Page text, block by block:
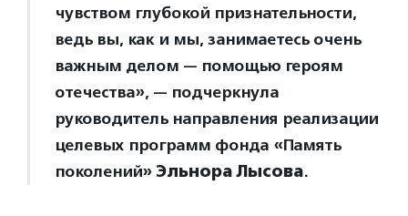
чувством глубокой признательности,
ведь вы, как и мы, занимаетесь очень
важным делом — помощью героям
отечества», — подчеркнула
руководитель направления реализации
целевых программ фонда «Память
поколений» Эльнора Лысова.